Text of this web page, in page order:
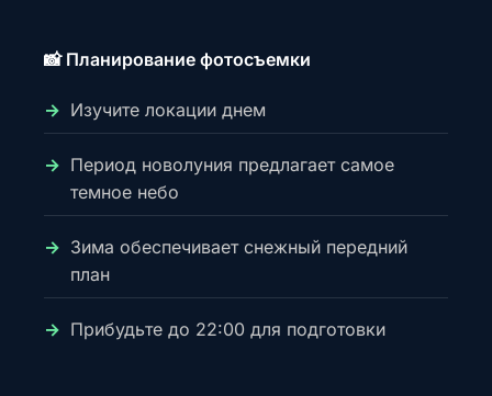
📸 Планирование фотосъемки
Изучите локации днем
Период новолуния предлагает самое
темное небо
Зима обеспечивает снежный передний
план
Прибудьте до 22:00 для подготовки